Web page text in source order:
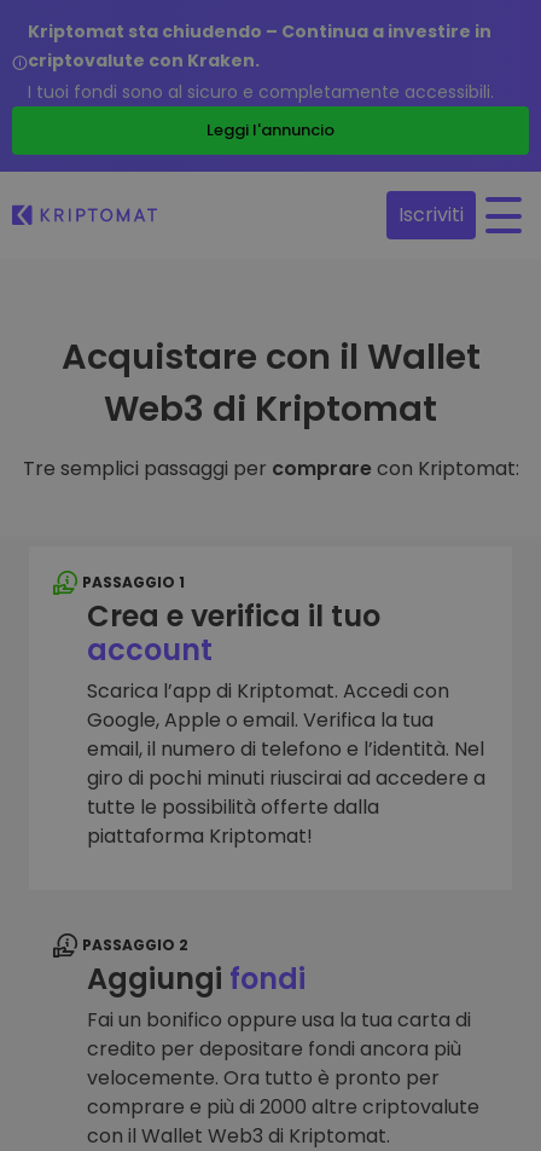
Kriptomat sta chiudendo – Continua a investire in
criptovalute con Kraken.
I tuoi fondi sono al sicuro e completamente accessibili.
Leggi l'annuncio
Iscriviti
Acquistare con il Wallet
Web3 di Kriptomat
Tre semplici passaggi per comprarecon Kriptomat:
PASSAGGIO 1
Crea e verifica il tuo
account
Scarica l’app di Kriptomat. Accedi con
Google, Apple o email. Verifica la tua
email, il numero di telefono e l’identità. Nel
giro di pochi minuti riuscirai ad accedere a
tutte le possibilità offerte dalla
piattaforma Kriptomat!
PASSAGGIO 2
Aggiungi fondi
Fai un bonifico oppure usa la tua carta di
credito per depositare fondi ancora più
velocemente. Ora tutto è pronto per
comprare e più di 2000 altre criptovalute
con il Wallet Web3 di Kriptomat.